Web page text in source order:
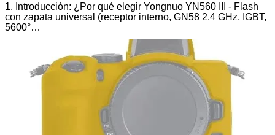
1. Introducción: ¿Por qué elegir Yongnuo YN560 III - Flash
con zapata universal (receptor interno, GN58 2.4 GHz, IGBT,
5600°…